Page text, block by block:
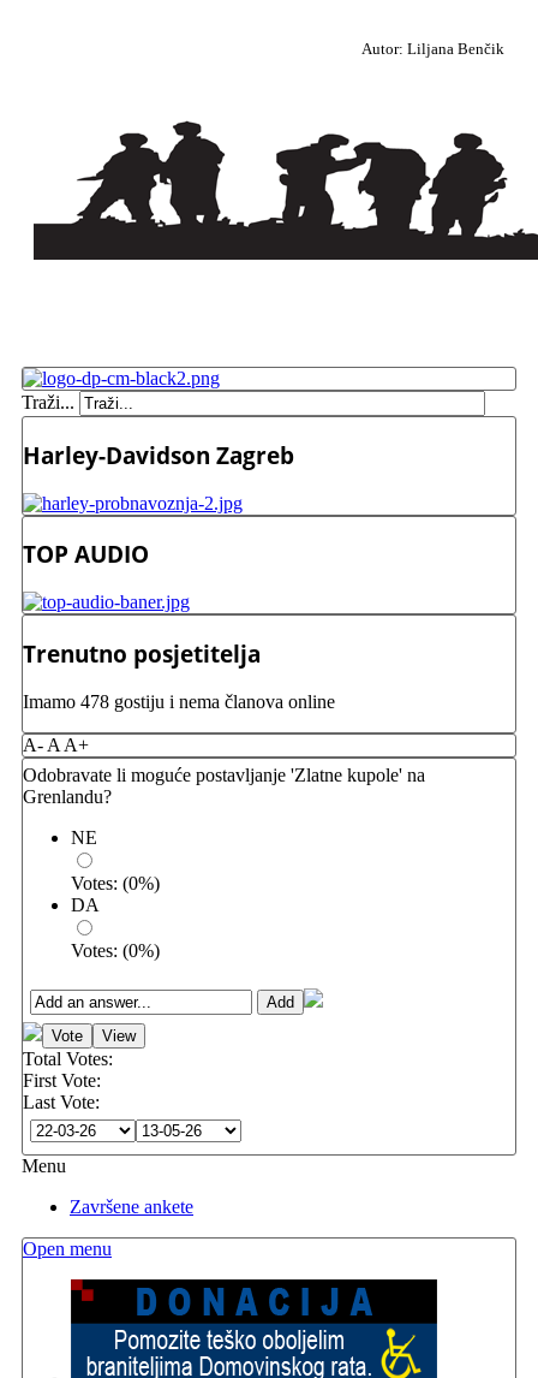
Autor: Liljana Benčik
Traži...
Harley-Davidson Zagreb
TOP AUDIO
Trenutno posjetitelja
Imamo 478 gostiju i nema članova online
A- A A+
Odobravate li moguće postavljanje 'Zlatne kupole' na
Grenlandu?
NE
Votes: (0%)
DA
Votes: (0%)
Total Votes:
First Vote:
Last Vote:
Menu
Završene ankete
Open menu